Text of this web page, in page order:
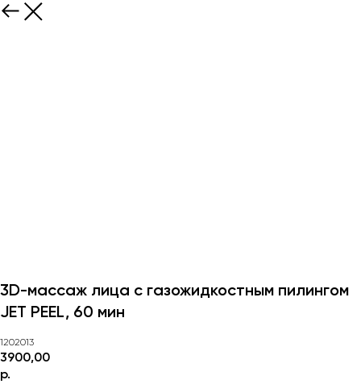
3D-массаж лица с газожидкостным пилингом
JET PEEL, 60 мин
1202013
3900,00
р.